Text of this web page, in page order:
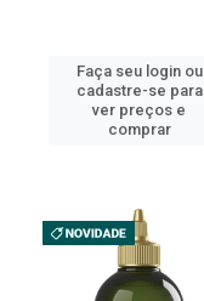
Faça seu login ou
cadastre-se para
ver preços e
comprar